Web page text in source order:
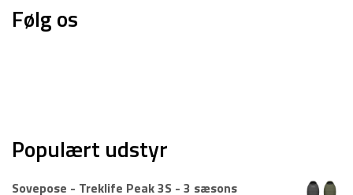
Følg os
Populært udstyr
Sovepose - Treklife Peak 3S - 3 sæsons